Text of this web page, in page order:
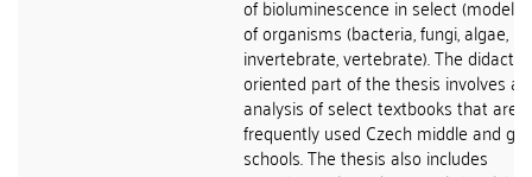
of bioluminescence in select (model)
of organisms (bacteria, fungi, algae,
invertebrate, vertebrate). The
oriented part of the thesis involves an
analysis of select textbooks that are
frequently used Czech middle and
schools. The thesis also includes